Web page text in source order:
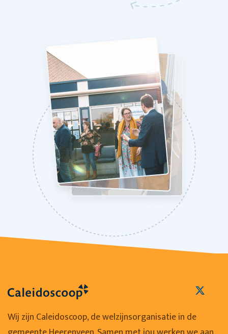
Wij zijn Caleidoscoop, de welzijnsorganisatie in de